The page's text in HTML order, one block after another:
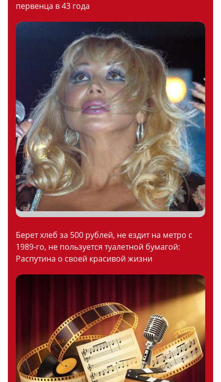
первенца в 43 года
Берет хлеб за 500 рублей, не ездит на метро с
1989-го, не пользуется туалетной бумагой:
Распутина о своей красивой жизни